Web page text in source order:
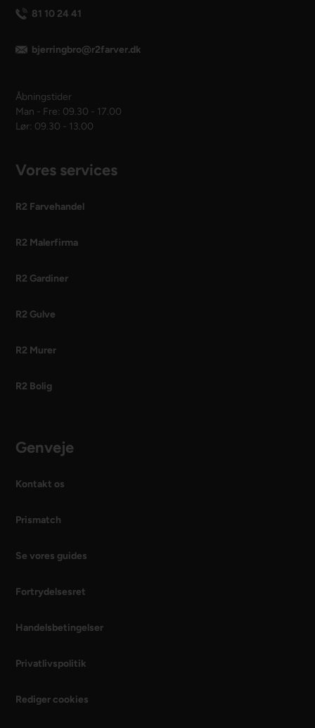
81 10 24 41
bjerringbro@r2farver.dk
Åbningstider
Man - Fre: 09.30 - 17.00
Lør: 09.30 - 13.00
Vores services
R2 Farvehandel
R2 Malerfirma
R2 Gardiner
R2 Gulve
R2 Murer
R2 Bolig
Genveje
Kontakt os
Prismatch
Se vores guides
Fortrydelsesret
Handelsbetingelser
Privatlivspolitik
Rediger cookies